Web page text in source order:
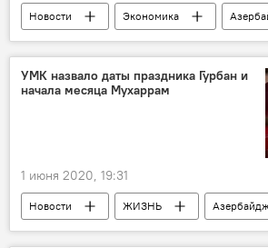
Новости Экономика
банк
ЦБА
Центральный
Эльман Рустамов
Колумнисты
УМК назвало даты праздника Гурбан и
начала месяца Мухаррам
1 июня 2020, 19:31
Новости ЖИЗНЬ
Управление мусульман Кавказа (УМК)